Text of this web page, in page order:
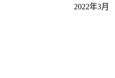
2022年3月